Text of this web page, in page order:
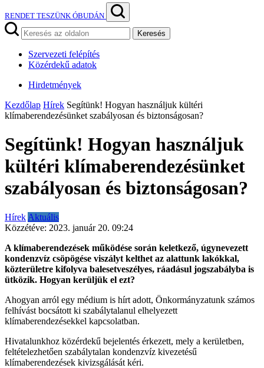
RENDET TESZÜNK ÓBUDÁN
Keresés
Szervezeti felépítés
Közérdekű adatok
Hirdetmények
Kezdőlap Hírek Segítünk! Hogyan használjuk kültéri
klímaberendezésünket szabályosan és biztonságosan?
Segítünk! Hogyan használjuk
kültéri klímaberendezésünket
szabályosan és biztonságosan?
Hírek Aktuális
Közzétéve: 2023. január 20. 09:24
A klímaberendezések működése során keletkező, úgynevezett
kondenzvíz csöpögése viszályt kelthet az alattunk lakókkal,
közterületre kifolyva balesetveszélyes, ráadásul jogszabályba is
ütközik. Hogyan kerüljük el ezt?
Ahogyan arról egy médium is hírt adott, Önkormányzatunk számos
felhívást bocsátott ki szabálytalanul elhelyezett
klímaberendezésekkel kapcsolatban.
Hivatalunkhoz közérdekű bejelentés érkezett, mely a kerületben,
feltételezhetően szabálytalan kondenzvíz kivezetésű
klímaberendezések kivizsgálását kéri.